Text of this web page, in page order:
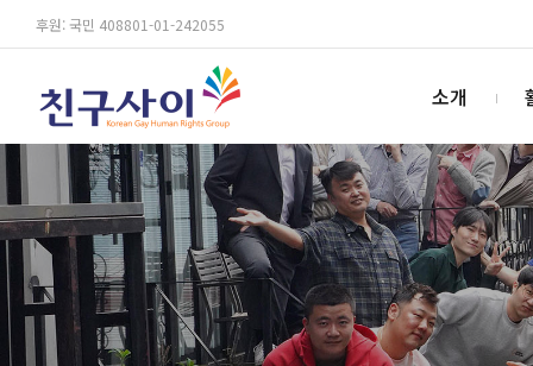
후원: 국민 408801-01-242055
소개